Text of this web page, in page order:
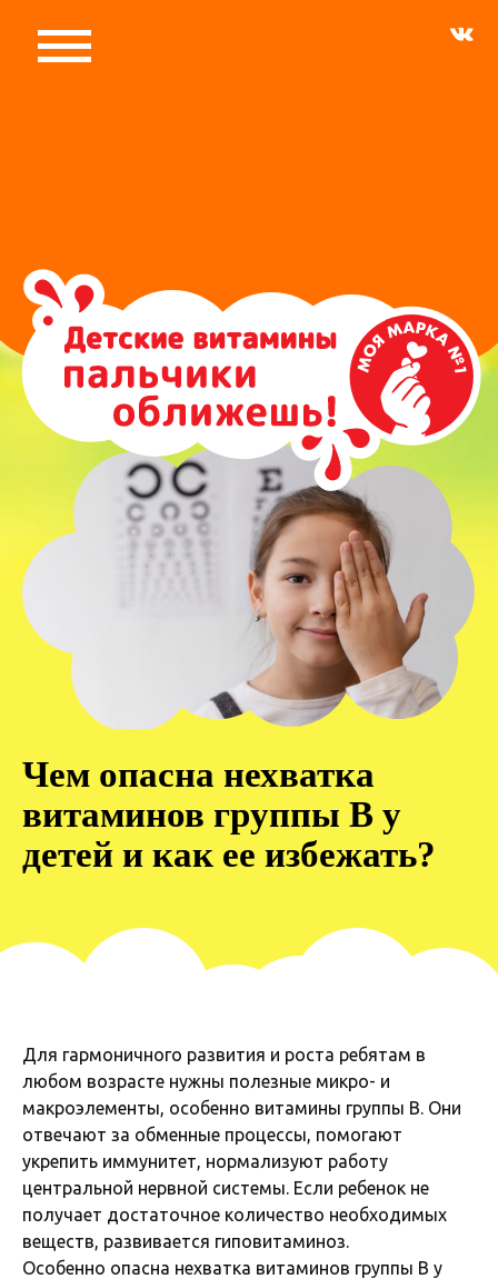
Чем опасна нехватка
витаминов группы В у
детей и как ее избежать?
Для гармоничного развития и роста ребятам в
любом возрасте нужны полезные микро- и
макроэлементы, особенно витамины группы B. Они
отвечают за обменные процессы, помогают
укрепить иммунитет, нормализуют работу
центральной нервной системы. Если ребенок не
получает достаточное количество необходимых
веществ, развивается гиповитаминоз.
Особенно опасна нехватка витаминов группы B у